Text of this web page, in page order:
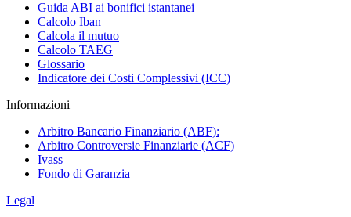
Guida ABI ai bonifici istantanei
Calcolo Iban
Calcola il mutuo
Calcolo TAEG
Glossario
Indicatore dei Costi Complessivi (ICC)
Informazioni
Arbitro Bancario Finanziario (ABF):
Arbitro Controversie Finanziarie (ACF)
Ivass
Fondo di Garanzia
Legal